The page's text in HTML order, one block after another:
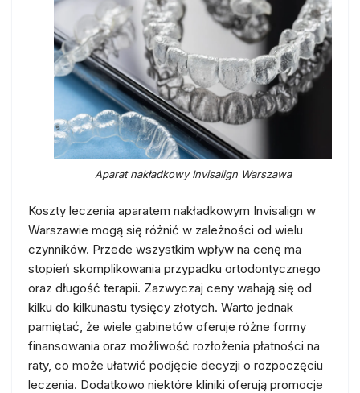
Aparat nakładkowy Invisalign Warszawa
Koszty leczenia aparatem nakładkowym Invisalign w
Warszawie mogą się różnić w zależności od wielu
czynników. Przede wszystkim wpływ na cenę ma
stopień skomplikowania przypadku ortodontycznego
oraz długość terapii. Zazwyczaj ceny wahają się od
kilku do kilkunastu tysięcy złotych. Warto jednak
pamiętać, że wiele gabinetów oferuje różne formy
finansowania oraz możliwość rozłożenia płatności na
raty, co może ułatwić podjęcie decyzji o rozpoczęciu
leczenia. Dodatkowo niektóre kliniki oferują promocje